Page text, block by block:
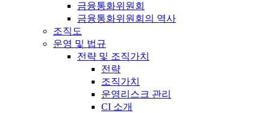
금융통화위원회
금융통화위원회의 역사
조직도
운영 및 법규
전략 및 조직가치
전략
조직가치
운영리스크 관리
CI 소개